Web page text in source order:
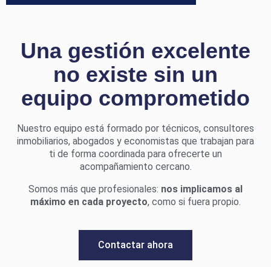
Una gestión excelente
no existe sin un
equipo comprometido
Nuestro equipo está formado por técnicos, consultores
inmobiliarios, abogados y economistas que trabajan para
ti de forma coordinada para ofrecerte un
acompañamiento cercano.
Somos más que profesionales: nos implicamos al
máximo en cada proyecto, como si fuera propio.
Contactar ahora